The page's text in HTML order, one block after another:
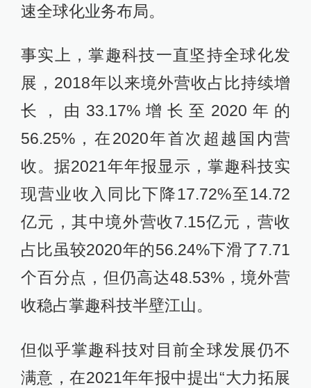
速全球化业务布局。
事实上，掌趣科技一直坚持全球化发
展，2018年以来境外营收占比持续增
长，由33.17%增长至2020年的
56.25%，在2020年首次超越国内营
收。据2021年年报显示，掌趣科技实
现营业收入同比下降17.72%至14.72
亿元，其中境外营收7.15亿元，营收
占比虽较2020年的56.24%下滑了7.71
个百分点，但仍高达48.53%，境外营
收稳占掌趣科技半壁江山。
但似乎掌趣科技对目前全球发展仍不
满意，在2021年年报中提出“大力拓展